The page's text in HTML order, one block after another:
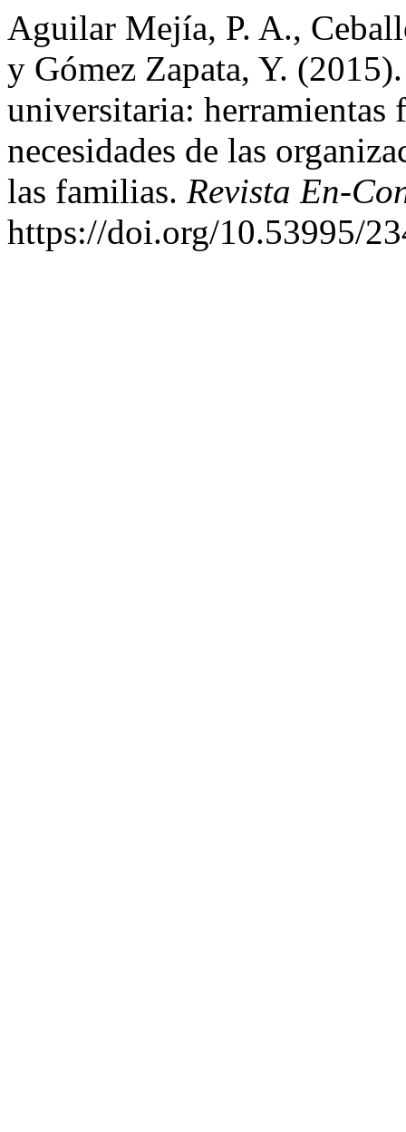
Aguilar Mejía, P. A.,
y Gómez Zapata, Y.
universitaria: herramientas
necesidades de las
las familias. Revista En-
https://doi.org/10.53995/